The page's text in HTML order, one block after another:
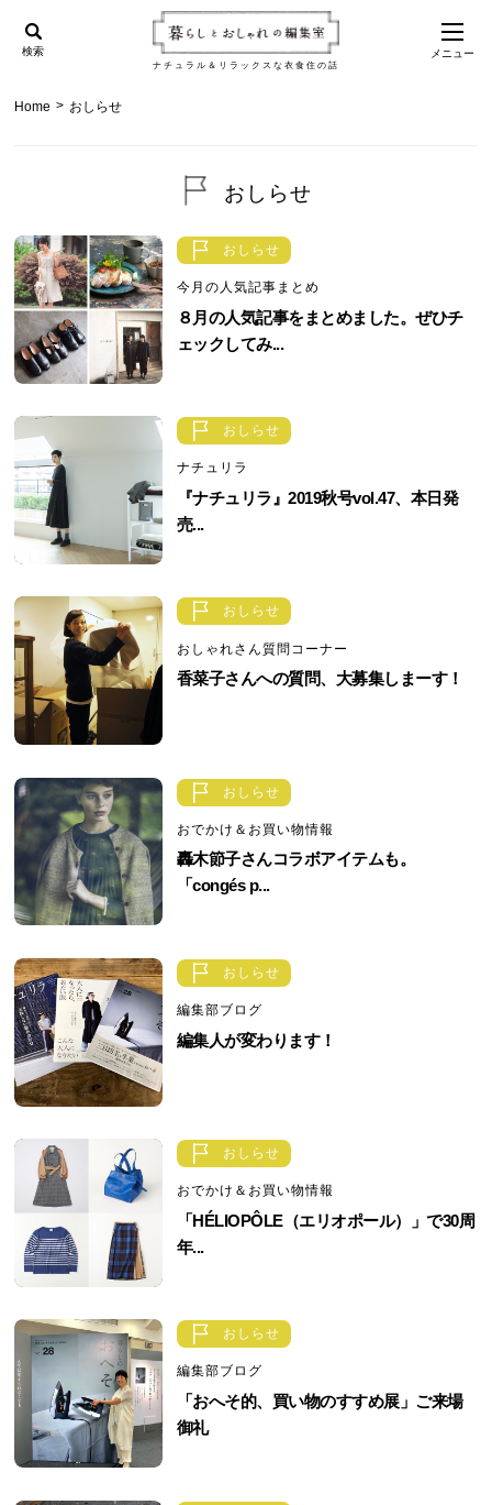
ナチュラル＆リラックスな衣食住の話
検索 メニュー
Home > おしらせ
おしらせ
おしらせ
今月の人気記事まとめ
８月の人気記事をまとめました。ぜひチ
ェックしてみ...
おしらせ
ナチュリラ
『ナチュリラ』2019秋号vol.47、本日発
売...
おしらせ
おしゃれさん質問コーナー
香菜子さんへの質問、大募集しまーす！
おしらせ
おでかけ＆お買い物情報
轟木節子さんコラボアイテムも。
「congés p...
おしらせ
編集部ブログ
編集人が変わります！
おしらせ
おでかけ＆お買い物情報
「HÉLIOPÔLE（エリオポール）」で30周
年...
おしらせ
編集部ブログ
「おへそ的、買い物のすすめ展」ご来場
御礼